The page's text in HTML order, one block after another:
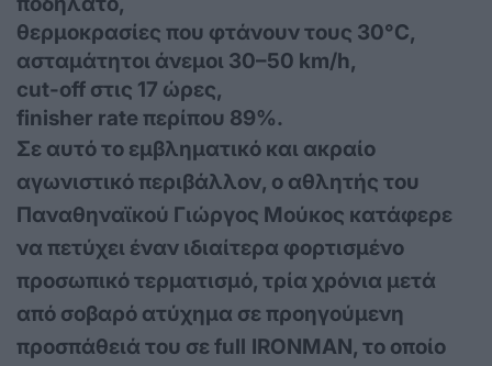
θερμοκρασίες που φτάνουν τους 30°C,
ασταμάτητοι άνεμοι 30–50 km/h,
cut-off στις 17 ώρες,
finisher rate περίπου 89%.
Σε αυτό το εμβληματικό και ακραίο
αγωνιστικό περιβάλλον, ο αθλητής του
Παναθηναϊκού Γιώργος Μούκος κατάφερε
να πετύχει έναν ιδιαίτερα φορτισμένο
προσωπικό τερματισμό, τρία χρόνια μετά
από σοβαρό ατύχημα σε προηγούμενη
προσπάθειά του σεfull IRONMAN, το οποίο